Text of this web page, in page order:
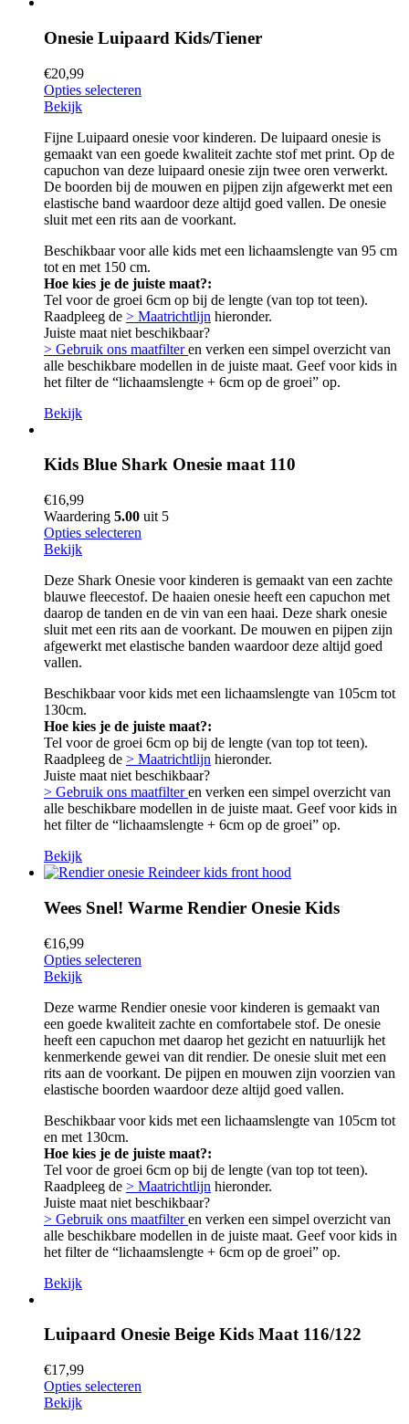
Onesie Luipaard Kids/Tiener
€20,99
Opties selecteren
Bekijk
Fijne Luipaard onesie voor kinderen. De luipaard onesie is
gemaakt van een goede kwaliteit zachte stof met print. Op de
capuchon van deze luipaard onesie zijn twee oren verwerkt.
De boorden bij de mouwen en pijpen zijn afgewerkt met een
elastische band waardoor deze altijd goed vallen. De onesie
sluit met een rits aan de voorkant.
Beschikbaar voor alle kids met een lichaamslengte van 95 cm
tot en met 150 cm.
Hoe kies je de juiste maat?:
Tel voor de groei 6cm op bij de lengte (van top tot teen).
Raadpleeg de > Maatrichtlijn hieronder.
Juiste maat niet beschikbaar?
> Gebruik ons maatfilteren verken een simpel overzicht van
alle beschikbare modellen in de juiste maat. Geef voor kids in
het filter de “lichaamslengte + 6cm op de groei” op.
Bekijk
Kids Blue Shark Onesie maat 110
€16,99
Waardering 5.00 uit 5
Opties selecteren
Bekijk
Deze Shark Onesie voor kinderen is gemaakt van een zachte
blauwe fleecestof. De haaien onesie heeft een capuchon met
daarop de tanden en de vin van een haai. Deze shark onesie
sluit met een rits aan de voorkant. De mouwen en pijpen zijn
afgewerkt met elastische banden waardoor deze altijd goed
vallen.
Beschikbaar voor kids met een lichaamslengte van 105cm tot
130cm.
Hoe kies je de juiste maat?:
Tel voor de groei 6cm op bij de lengte (van top tot teen).
Raadpleeg de > Maatrichtlijn hieronder.
Juiste maat niet beschikbaar?
> Gebruik ons maatfilteren verken een simpel overzicht van
alle beschikbare modellen in de juiste maat. Geef voor kids in
het filter de “lichaamslengte + 6cm op de groei” op.
Bekijk
Wees Snel! Warme Rendier Onesie Kids
€16,99
Opties selecteren
Bekijk
Deze warme Rendier onesie voor kinderen is gemaakt van
een goede kwaliteit zachte en comfortabele stof. De onesie
heeft een capuchon met daarop het gezicht en natuurlijk het
kenmerkende gewei van dit rendier. De onesie sluit met een
rits aan de voorkant. De pijpen en mouwen zijn voorzien van
elastische boorden waardoor deze altijd goed vallen.
Beschikbaar voor kids met een lichaamslengte van 105cm tot
en met 130cm.
Hoe kies je de juiste maat?:
Tel voor de groei 6cm op bij de lengte (van top tot teen).
Raadpleeg de > Maatrichtlijn hieronder.
Juiste maat niet beschikbaar?
> Gebruik ons maatfilteren verken een simpel overzicht van
alle beschikbare modellen in de juiste maat. Geef voor kids in
het filter de “lichaamslengte + 6cm op de groei” op.
Bekijk
Luipaard Onesie Beige Kids Maat 116/122
€17,99
Opties selecteren
Bekijk